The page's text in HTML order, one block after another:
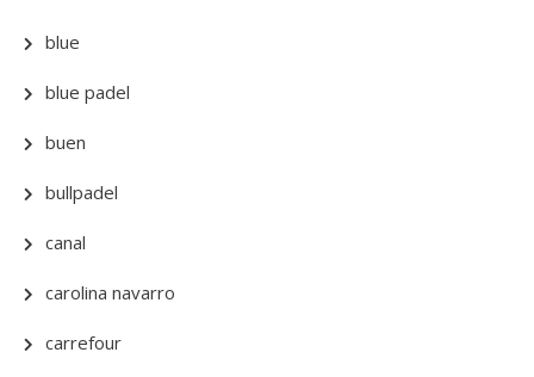
blue
blue padel
buen
bullpadel
canal
carolina navarro
carrefour